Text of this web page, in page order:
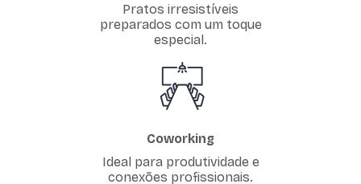
Pratos irresistíveis
preparados com um toque
especial.
Coworking
Ideal para produtividade e
conexões profissionais.